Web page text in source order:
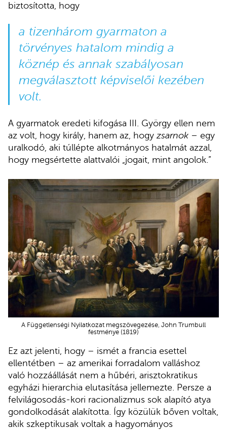
biztosította, hogy
a tizenhárom gyarmaton a
törvényes hatalom mindig a
köznép és annak szabályosan
megválasztott képviselői kezében
volt.
A gyarmatok eredeti kifogása III. György ellen nem
az volt, hogy király, hanem az, hogyzsarnok – egy
uralkodó, aki túllépte alkotmányos hatalmát azzal,
hogy megsértette alattvalói „jogait, mint angolok.”
A Függetlenségi Nyilatkozat megszövegezése, John Trumbull
festménye (1819)
Ez azt jelenti, hogy – ismét a francia esettel
ellentétben – az amerikai forradalom valláshoz
való hozzáállását nem a hűbéri, arisztokratikus
egyházi hierarchia elutasítása jellemezte. Persze a
felvilágosodás-kori racionalizmus sok alapító atya
gondolkodását alakította. Így közülük bőven voltak,
akik szkeptikusak voltak a hagyományos